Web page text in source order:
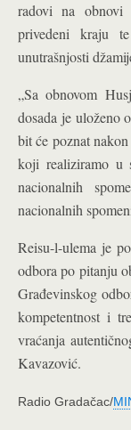
radovi na obnovi
privedeni kraju
unutrašnjosti
„Sa obnovom
dosada je uloženo
bit će poznat
koji realiziramo u
nacionalnih
nacionalnih
Reisu-l-ulema je
odbora po pitanju
Građevinskog
kompetentnost i
vraćanja
Kavazović.
Radio Gradačac/